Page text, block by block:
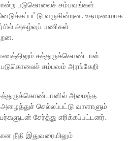
படுகொலைச் சம்பவங்கள்
வருகின்றன. உதாரணமாக
அகழ்வுப் பணிகள்
சத்துருக்கொண்டான்
சம்பவம் அரங்கேறி
அமைந்த
அழைத்துச் செல்லப்பட்டு வாளாளும்
சேர்த்து எரிக்கப்பட்டனர்.
நீதி இதுவரையிலும்